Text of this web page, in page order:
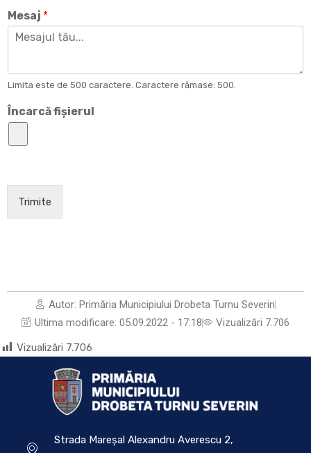
Mesaj *
Limita este de 500 caractere. Caractere rămase: 500.
Încarcă fișierul
Trimite
Autor: Primăria Municipiului Drobeta Turnu Severin
Ultima modificare: 05.09.2022 - 17:18
Vizualizări 7.706
Vizualizări 7.706
Strada Mareșal Alexandru Averescu 2,